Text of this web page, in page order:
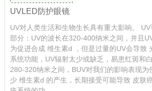
UVLED防护眼镜
UV对人类生活和生物生长具有重大影响。
部分：UV的波长在320-400纳米之间，并且
为促进合成 维生素d ，但是过量的UV会导致
系统功能，UV辐射太少或缺乏，易患红斑和
280-320纳米之间，BUV对我们的影响表现为
少 维生素d 的产生，长期接受可能导致 皮肤